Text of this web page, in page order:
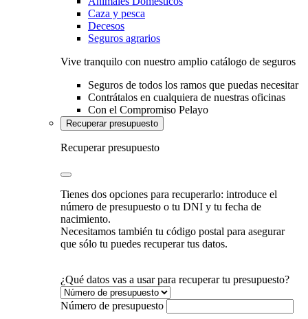
Caza y pesca
Decesos
Seguros agrarios
Vive tranquilo con nuestro amplio catálogo de seguros
Seguros de todos los ramos que puedas necesitar
Contrátalos en cualquiera de nuestras oficinas
Con el Compromiso Pelayo
Recuperar presupuesto
Recuperar presupuesto
Tienes dos opciones para recuperarlo: introduce el
número de presupuesto o tu DNI y tu fecha de
nacimiento.
Necesitamos también tu código postal para asegurar
que sólo tu puedes recuperar tus datos.
¿Qué datos vas a usar para recuperar tu presupuesto?
Número de presupuesto